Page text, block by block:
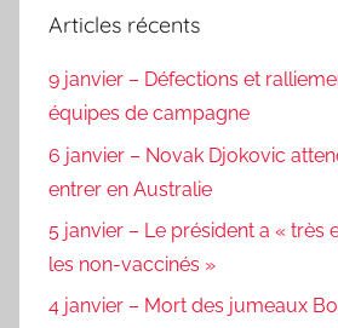
Articles récents
9 janvier – Défections et
équipes de campagne
6 janvier – Novak Djokovic
entrer en Australie
5 janvier – Le président a « très
les non-vaccinés »
4 janvier – Mort des jumeaux